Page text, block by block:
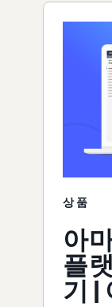
상품
아
플
기 |